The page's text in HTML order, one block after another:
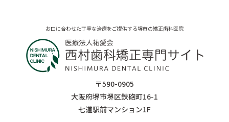
お口に合わせた丁寧な治療をご提供する堺市の矯正歯科医院
〒590-0905
大阪府堺市堺区鉄砲町16-1
七道駅前マンション1F